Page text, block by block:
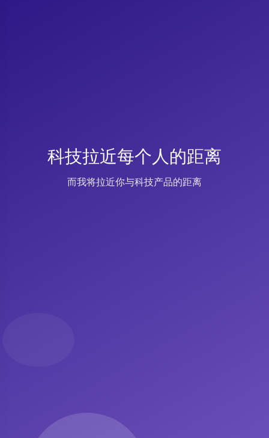
科技拉近每个人的距离
而我将拉近你与科技产品的距离